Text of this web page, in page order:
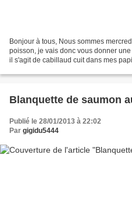
Bonjour à tous, Nous sommes
poisson, je vais donc vous donner
il s'agit de cabillaud cuit dans mes
Blanquette de saumon
Publié le 28/01/2013 à 22:02
Par gigidu5444